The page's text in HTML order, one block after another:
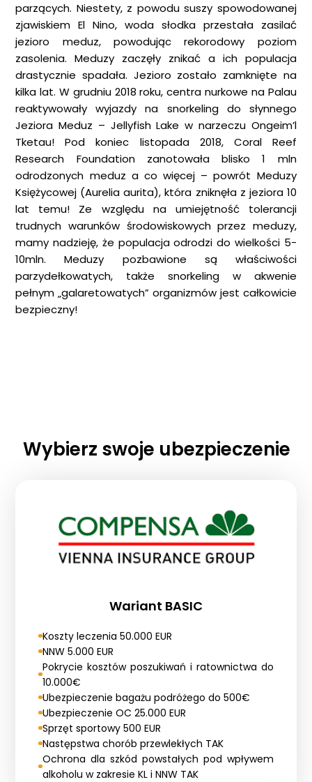
parzących. Niestety, z powodu suszy spowodowanej
zjawiskiem El Nino, woda słodka przestała zasilać
jezioro meduz, powodując rekorodowy poziom
zasolenia. Meduzy zaczęły znikać a ich populacja
drastycznie spadała. Jezioro zostało zamknięte na
kilka lat. W grudniu 2018 roku, centra nurkowe na Palau
reaktywowały wyjazdy na snorkeling do słynnego
Jeziora Meduz – Jellyfish Lake w narzeczu Ongeim’l
Tketau! Pod koniec listopada 2018, Coral Reef
Research Foundation zanotowała blisko 1 mln
odrodzonych meduz a co więcej – powrót Meduzy
Księżycowej (Aurelia aurita), która zniknęła z jeziora 10
lat temu! Ze względu na umiejętność tolerancji
trudnych warunków środowiskowych przez meduzy,
mamy nadzieję, że populacja odrodzi do wielkości 5-
10mln. Meduzy pozbawione są właściwości
parzydełkowatych, także snorkeling w akwenie
pełnym „galaretowatych” organizmów jest całkowicie
bezpieczny!
Wybierz swoje ubezpieczenie
Wariant BASIC
Koszty leczenia 50.000 EUR
NNW 5.000 EUR
Pokrycie kosztów poszukiwań i ratownictwa do
10.000€
Ubezpieczenie bagażu podróżego do 500€
Ubezpieczenie OC 25.000 EUR
Sprzęt sportowy 500 EUR
Następstwa chorób przewlekłych TAK
Ochrona dla szkód powstałych pod wpływem
alkoholu w zakresie KL i NNW TAK